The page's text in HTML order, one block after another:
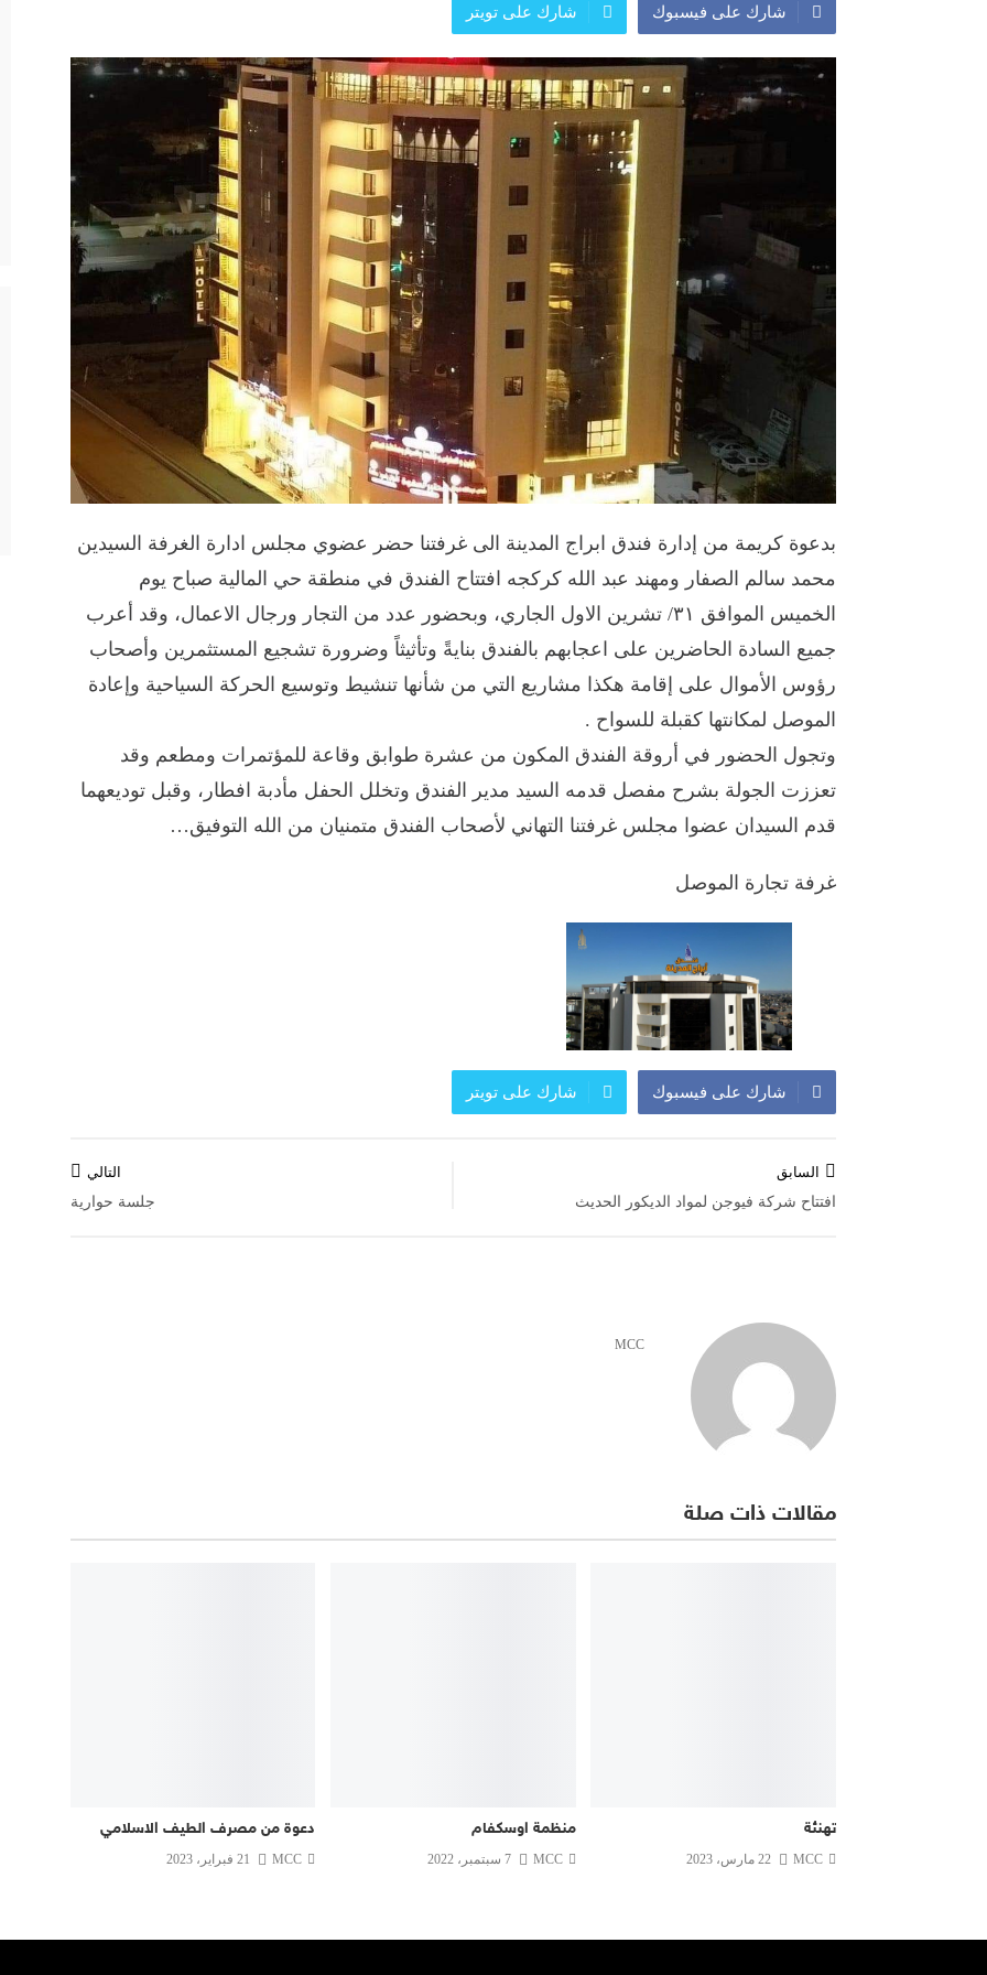
المعرض الدولي للاحذية
معرض
النشرة الاسبوعية
اعلان
النشرة الشهرية لاسعار المواد الرئيسية
شارك على فيسبوك شارك على تويتر
بدعوة كريمة من إدارة فندق ابراج المدينة الى غرفتنا حضر عضوي مجلس ادارة الغرفة السيدين
محمد سالم الصفار ومهند عبد الله كركجه افتتاح الفندق في منطقة حي المالية صباح يوم
الخميس الموافق ٣١/ تشرين الاول الجاري، وبحضور عدد من التجار ورجال الاعمال، وقد أعرب
جميع السادة الحاضرين على اعجابهم بالفندق بنايةً وتأثيثاً وضرورة تشجيع المستثمرين وأصحاب
رؤوس الأموال على إقامة هكذا مشاريع التي من شأنها تنشيط وتوسيع الحركة السياحية وإعادة
الموصل لمكانتها كقبلة للسواح .
وتجول الحضور في أروقة الفندق المكون من عشرة طوابق وقاعة للمؤتمرات ومطعم وقد
تعززت الجولة بشرح مفصل قدمه السيد مدير الفندق وتخلل الحفل مأدبة افطار، وقبل توديعهما
قدم السيدان عضوا مجلس غرفتنا التهاني لأصحاب الفندق متمنيان من الله التوفيق…
غرفة تجارة الموصل
شارك على فيسبوك شارك على تويتر
المقالات
السابق
افتتاح شركة فيوجن لمواد الديكور الحديث
التالي
جلسة حوارية
MCC
مقالات ذات صلة
تهنئة
MCC 22 مارس، 2023
منظمة اوسكفام
MCC 7 سبتمبر، 2022
دعوة من مصرف الطيف الاسلامي
MCC 21 فبراير، 2023